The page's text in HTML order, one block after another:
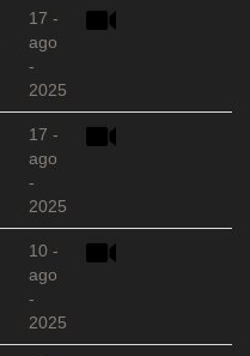
17 -
ago
-
2025
17 -
ago
-
2025
10 -
ago
-
2025